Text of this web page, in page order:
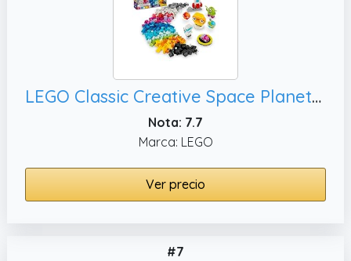
LEGO Classic Creative Space Planets - Juego de juguetes de construcción para niños, regalo para
Nota: 7.7
Marca: LEGO
Ver precio
#7